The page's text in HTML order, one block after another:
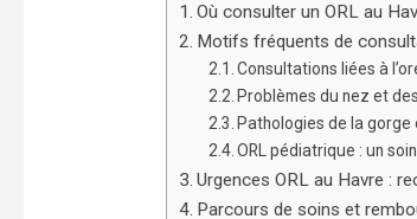
Où consulter un ORL au
Motifs fréquents de
Consultations liées à
Problèmes du nez et
Pathologies de la gorge
ORL pédiatrique : un
Urgences ORL au Havre :
Parcours de soins et